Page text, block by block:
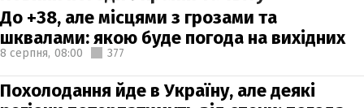
До +38, але місцями з грозами та
шквалами: якою буде погода на вихідних
8 серпня, 08:00 377
Похолодання йде в Україну, але деякі